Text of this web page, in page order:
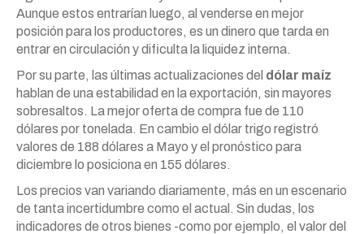
Aunque estos entrarían luego, al venderse en mejor
posición para los productores, es un dinero que tarda en
entrar en circulación y dificulta la liquidez interna.
Por su parte, las últimas actualizaciones del dólar maíz
hablan de una estabilidad en la exportación, sin mayores
sobresaltos. La mejor oferta de compra fue de 110
dólares por tonelada. En cambio el dólar trigo registró
valores de 188 dólares a Mayo y el pronóstico para
diciembre lo posiciona en 155 dólares.
Los precios van variando diariamente, más en un escenario
de tanta incertidumbre como el actual. Sin dudas, los
indicadores de otros bienes -como por ejemplo, el valor del